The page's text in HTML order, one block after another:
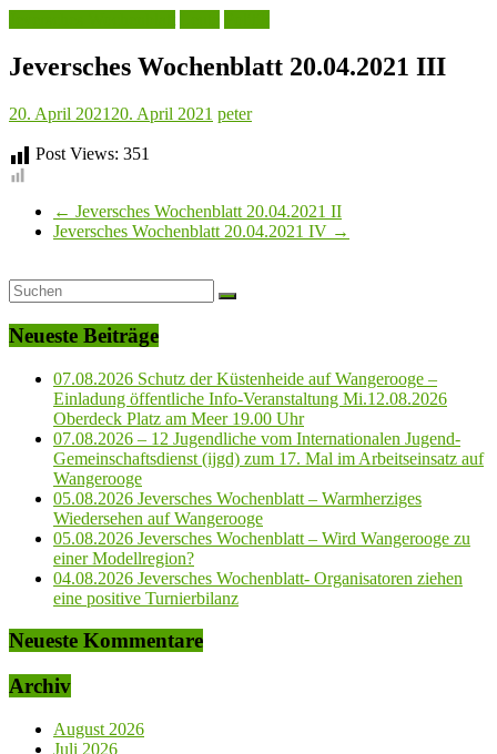
Jeversches Wochenblatt 20.04.2021 III
20. April 2021 20. April 2021 peter
Post Views: 351
← Jeversches Wochenblatt 20.04.2021 II
Jeversches Wochenblatt 20.04.2021 IV →
Neueste Beiträge
07.08.2026 Schutz der Küstenheide auf Wangerooge –
Einladung öffentliche Info-Veranstaltung Mi.12.08.2026
Oberdeck Platz am Meer 19.00 Uhr
07.08.2026 – 12 Jugendliche vom Internationalen Jugend-
Gemeinschaftsdienst (ijgd) zum 17. Mal im Arbeitseinsatz auf
Wangerooge
05.08.2026 Jeversches Wochenblatt – Warmherziges
Wiedersehen auf Wangerooge
05.08.2026 Jeversches Wochenblatt – Wird Wangerooge zu
einer Modellregion?
04.08.2026 Jeversches Wochenblatt- Organisatoren ziehen
eine positive Turnierbilanz
Neueste Kommentare
Archiv
August 2026
Juli 2026